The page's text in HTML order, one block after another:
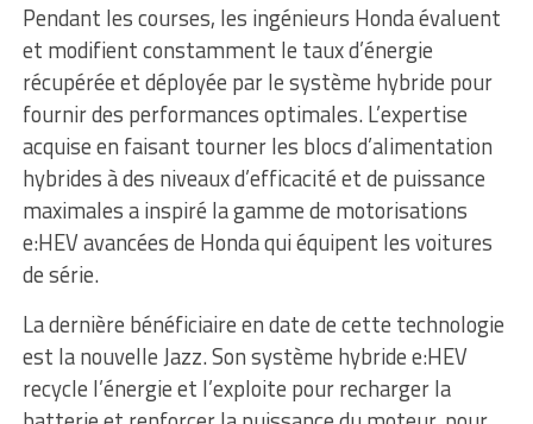
Pendant les courses, les ingénieurs Honda évaluent
et modifient constamment le taux d’énergie
récupérée et déployée par le système hybride pour
fournir des performances optimales. L’expertise
acquise en faisant tourner les blocs d’alimentation
hybrides à des niveaux d’efficacité et de puissance
maximales a inspiré la gamme de motorisations
e:HEV avancées de Honda qui équipent les voitures
de série.
La dernière bénéficiaire en date de cette technologie
est la nouvelle Jazz. Son système hybride e:HEV
recycle l’énergie et l’exploite pour recharger la